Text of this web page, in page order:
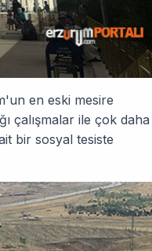
en eski mesire
çalışmalar ile çok daha
bir sosyal tesiste